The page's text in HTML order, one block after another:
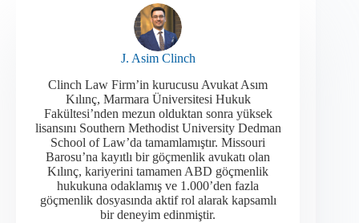
J. Asim Clinch
Clinch Law Firm’in kurucusu Avukat Asım
Kılınç, Marmara Üniversitesi Hukuk
Fakültesi’nden mezun olduktan sonra yüksek
lisansını Southern Methodist University Dedman
School of Law’da tamamlamıştır. Missouri
Barosu’na kayıtlı bir göçmenlik avukatı olan
Kılınç, kariyerini tamamen ABD göçmenlik
hukukuna odaklamış ve 1.000’den fazla
göçmenlik dosyasında aktif rol alarak kapsamlı
bir deneyim edinmiştir.​